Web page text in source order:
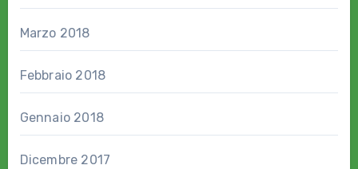
Marzo 2018
Febbraio 2018
Gennaio 2018
Dicembre 2017